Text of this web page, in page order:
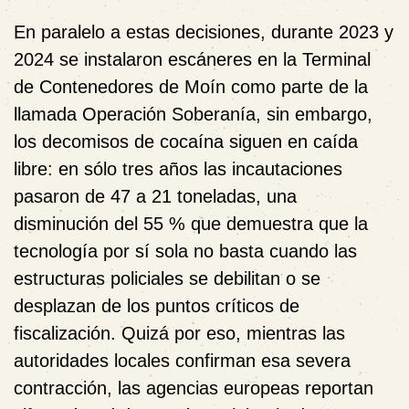
En paralelo a estas decisiones, durante 2023 y
2024 se instalaron escáneres en la Terminal
de Contenedores de Moín como parte de la
llamada Operación Soberanía, sin embargo,
los decomisos de cocaína siguen en caída
libre: en sólo tres años las incautaciones
pasaron de 47 a 21 toneladas, una
disminución del 55 % que demuestra que la
tecnología por sí sola no basta cuando las
estructuras policiales se debilitan o se
desplazan de los puntos críticos de
fiscalización. Quizá por eso, mientras las
autoridades locales confirman esa severa
contracción, las agencias europeas reportan